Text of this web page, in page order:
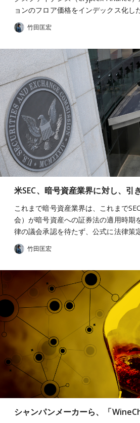
ョンのフロア価格をインデックス化し
竹田匡宏
米SEC、暗号資産業界に対し、引
これまで暗号資産業界は、これまで
会）が暗号資産への証券法の適用時期
律の議会承認を待たず、公式に法律策
竹田匡宏
シャンパンメーカーら、「